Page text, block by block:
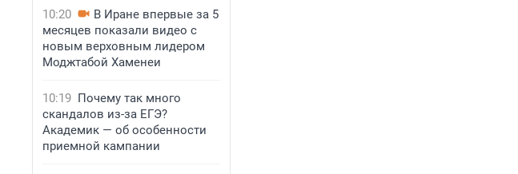
10:20
В Иране впервые за 5
месяцев показали видео с
новым верховным лидером
Моджтабой Хаменеи
10:19 Почему так много
скандалов из-за ЕГЭ?
Академик — об особенности
приемной кампании